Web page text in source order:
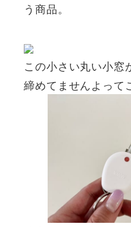
う商品。
この小さい丸い小窓
締めてませんよって